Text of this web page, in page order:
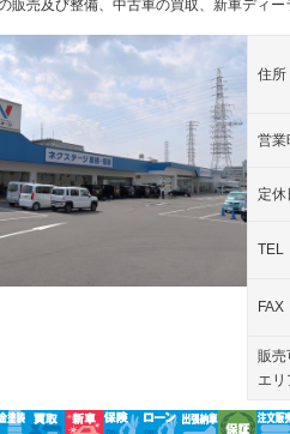
ーアップ － 展示・試乗車
ドランプ － HID(キセノンライト)
－ エアロ
ットタイヤ － パワーシート
ットシート チップアップシート
ーター － ウォークスルー
カメラ シートエアコン
販売及び整備、中古車の買取、新車ディ
住所
営業
定休
TEL
FAX
販売
エリ